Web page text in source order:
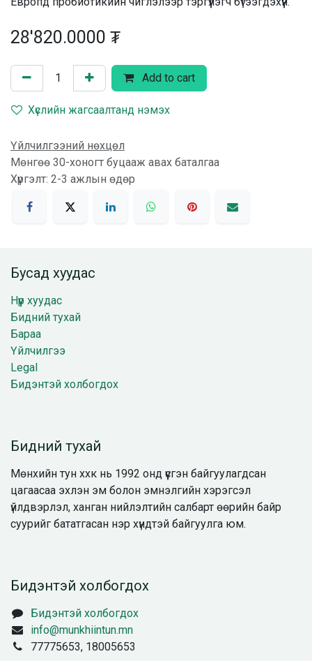
28'820.0000 ₮
Add to cart
Хүслийн жагсаалтанд нэмэх
Үйлчилгээний нөхцөл
Мөнгөө 30-хоногт буцааж авах баталгаа
Хүргэлт: 2-3 ажлын өдөр
Бусад хуудас
Нүүр хуудас
Бидний тухай
Бараа
Үйлчилгээ
Legal
Бидэнтэй холбогдох
Бидний тухай
Мөнхийн тун ххк нь 1992 онд үүсгэн байгуулагдсан
цагаасаа эхлэн эм болон эмнэлгийн хэрэгсэл
үйлдвэрлэл, ханган нийлэлтийн салбарт өөрийн байр
суурийг бататгасан нэр хүндтэй байгуулга юм.
Бидэнтэй холбогдох
Бидэнтэй холбогдох
info@munkhiintun.mn
77775653, 18005653